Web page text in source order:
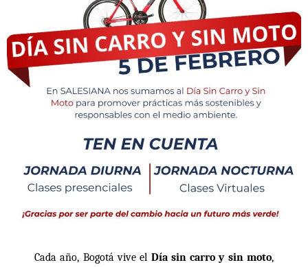
Cada año, Bogotá vive el Día sin carro y sin moto,